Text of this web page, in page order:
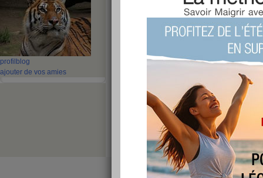
profil blog
ajouter de vos amies
Blog de
UN TEMPS
MES BELLES